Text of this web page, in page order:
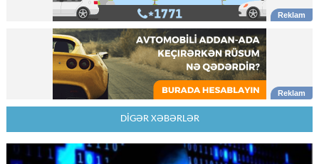
DİGƏR XƏBƏRLƏR